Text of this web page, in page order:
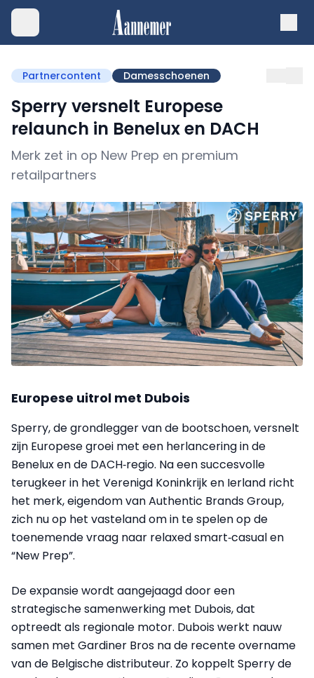
Partnercontent Damesschoenen
Sperry versnelt Europese
relaunch in Benelux en DACH
Merk zet in op New Prep en premium
retailpartners
Europese uitrol met Dubois
Sperry, de grondlegger van de bootschoen, versnelt
zijn Europese groei met een herlancering in de
Benelux en de DACH‑regio. Na een succesvolle
terugkeer in het Verenigd Koninkrijk en Ierland richt
het merk, eigendom van Authentic Brands Group,
zich nu op het vasteland om in te spelen op de
toenemende vraag naar relaxed smart‑casual en
“New Prep”.
De expansie wordt aangejaagd door een
strategische samenwerking met Dubois, dat
optreedt als regionale motor. Dubois werkt nauw
samen met Gardiner Bros na de recente overname
van de Belgische distributeur. Zo koppelt Sperry de